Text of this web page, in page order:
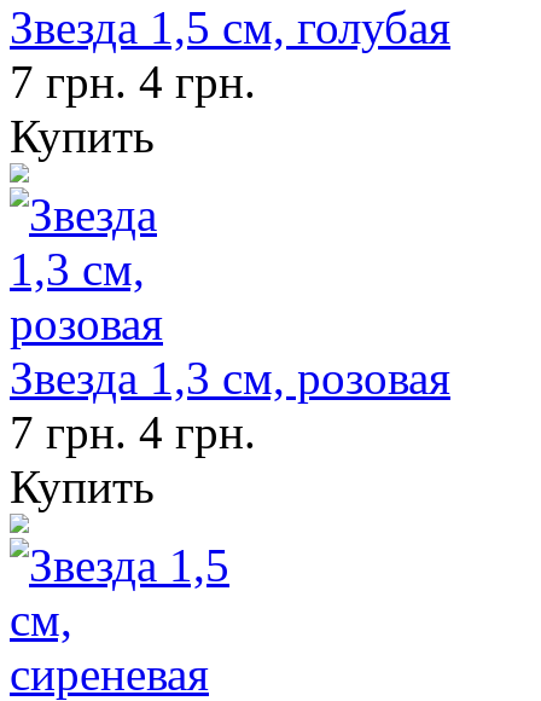
Звезда 1,5 см, голубая
7 грн. 4 грн.
Купить
Звезда 1,3 см, розовая
7 грн. 4 грн.
Купить